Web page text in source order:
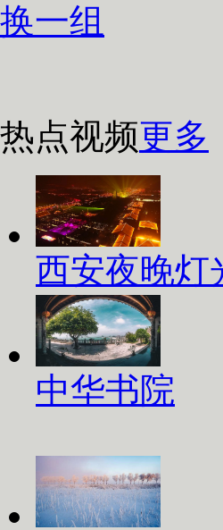
换一组
热点视频更多
西安夜晚灯
中华书院